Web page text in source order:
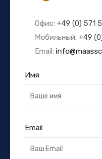
Офис: +49 (0) 571
Мобильный: +49
Email:
Имя
Email